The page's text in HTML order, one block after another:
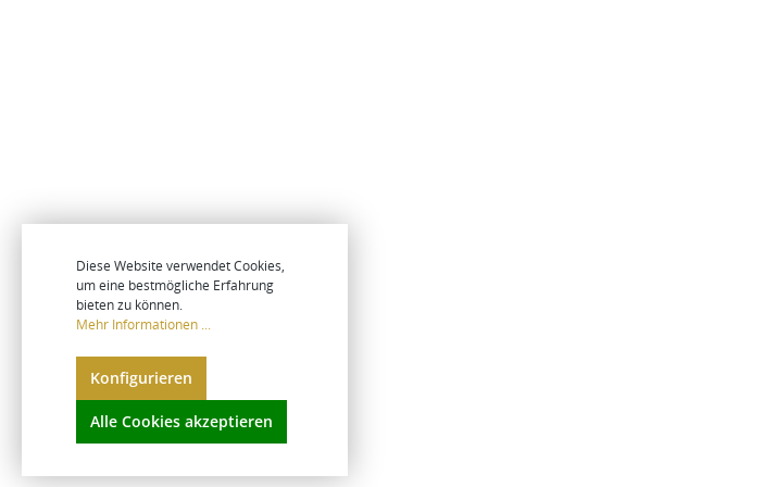
Diese Website verwendet Cookies,
um eine bestmögliche Erfahrung
bieten zu können.
Mehr Informationen ...
Konfigurieren
Alle Cookies akzeptieren